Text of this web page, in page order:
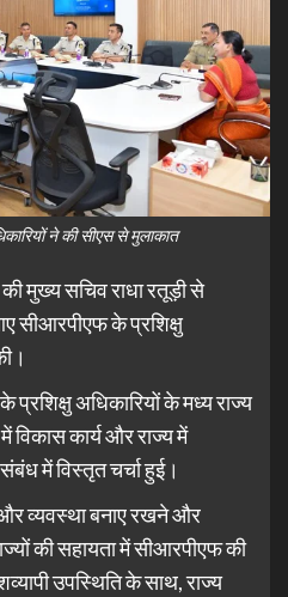
ने की सीएस से मुलाकात
मुख्य सचिव राधा रतूड़ी से
सीआरपीएफ के प्रशिक्षु
अधिकारियों के मध्य राज्य
विकास कार्य और राज्य में
में विस्तृत चर्चा हुई।
व्यवस्था बनाए रखने और
की सहायता में सीआरपीएफ की
उपस्थिति के साथ, राज्य